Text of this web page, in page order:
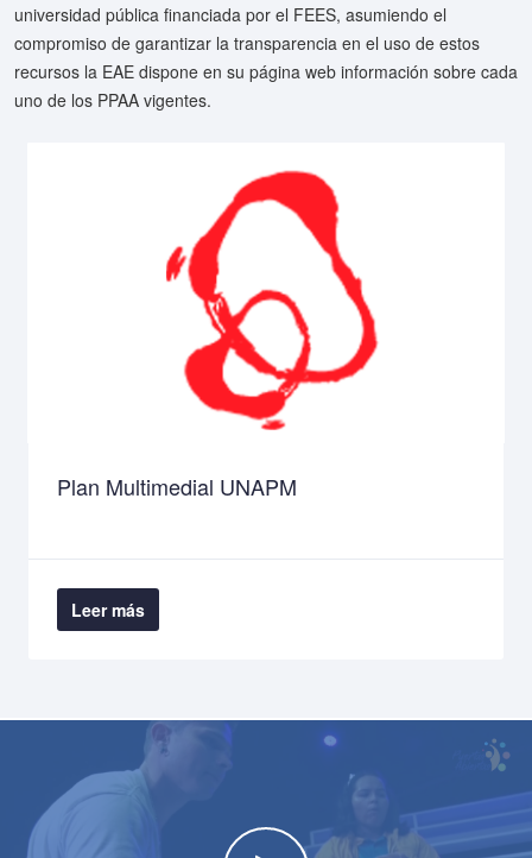
universidad pública financiada por el FEES, asumiendo el
compromiso de garantizar la transparencia en el uso de estos
recursos la EAE dispone en su página web información sobre cada
uno de los PPAA vigentes.
Plan Multimedial UNAPM
Leer más